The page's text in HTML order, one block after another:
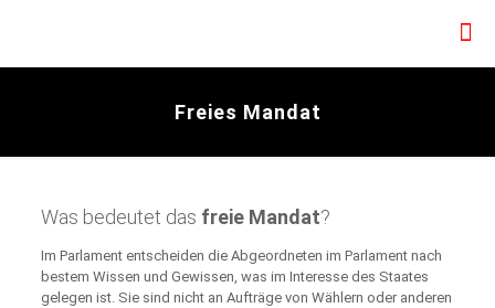
Freies Mandat
Was bedeutet das freie Mandat?
Im Parlament entscheiden die Abgeordneten im Parlament nach
bestem Wissen und Gewissen, was im Interesse des Staates
gelegen ist. Sie sind nicht an Aufträge von Wählern oder anderen